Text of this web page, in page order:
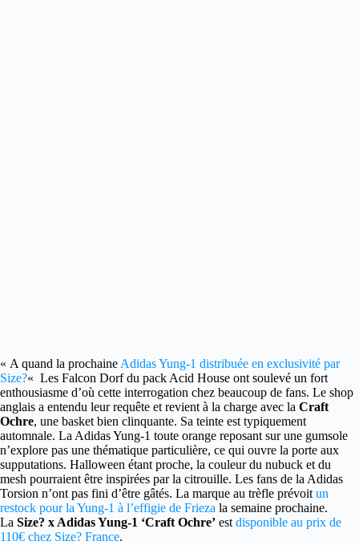
« A quand la prochaine Adidas Yung-1 distribuée en exclusivité par
Size?« Les Falcon Dorf du pack Acid House ont soulevé un fort
enthousiasme d’où cette interrogation chez beaucoup de fans. Le shop
anglais a entendu leur requête et revient à la charge avec la Craft
Ochre, une basket bien clinquante. Sa teinte est typiquement
automnale. La Adidas Yung-1 toute orange reposant sur une gumsole
n’explore pas une thématique particulière, ce qui ouvre la porte aux
supputations. Halloween étant proche, la couleur du nubuck et du
mesh pourraient être inspirées par la citrouille. Les fans de la Adidas
Torsion n’ont pas fini d’être gâtés. La marque au trèfle prévoit un
restock pour la Yung-1 à l’effigie de Frieza la semaine prochaine.
La Size? x Adidas Yung-1 ‘Craft Ochre’ est disponible au prix de
110€ chez Size? France.